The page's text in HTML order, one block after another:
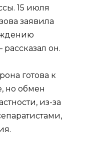
15 июля
заявила
он.
готова к
но обмен
из-за